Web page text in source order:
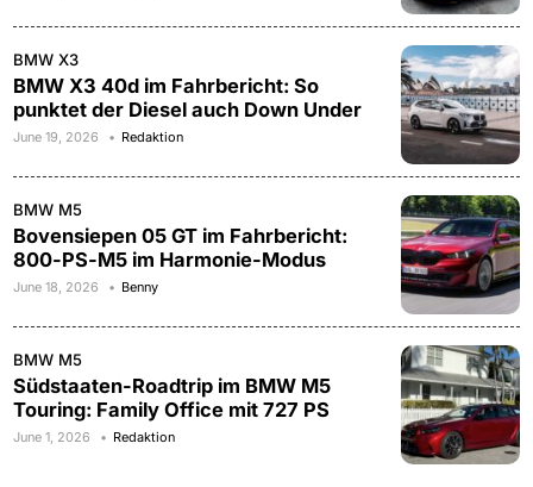
BMW X3
BMW X3 40d im Fahrbericht: So
punktet der Diesel auch Down Under
June 19, 2026 Redaktion
BMW M5
Bovensiepen 05 GT im Fahrbericht:
800-PS-M5 im Harmonie-Modus
June 18, 2026 Benny
BMW M5
Südstaaten-Roadtrip im BMW M5
Touring: Family Office mit 727 PS
June 1, 2026 Redaktion